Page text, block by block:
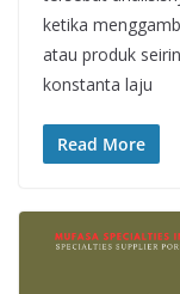
ketika
atau produk
konstanta laju
Read More